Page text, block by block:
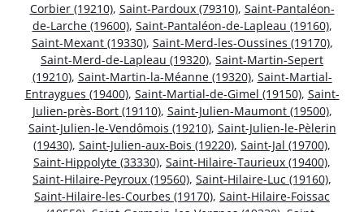
Corbier (19210), Saint-Pardoux (79310), Saint-Pantaléon-
de-Larche (19600), Saint-Pantaléon-de-Lapleau (19160),
Saint-Mexant (19330), Saint-Merd-les-Oussines (19170),
Saint-Merd-de-Lapleau (19320), Saint-Martin-Sepert
(19210), Saint-Martin-la-Méanne (19320), Saint-Martial-
Entraygues (19400), Saint-Martial-de-Gimel (19150), Saint-
Julien-près-Bort (19110), Saint-Julien-Maumont (19500),
Saint-Julien-le-Vendômois (19210), Saint-Julien-le-Pèlerin
(19430), Saint-Julien-aux-Bois (19220), Saint-Jal (19700),
Saint-Hippolyte (33330), Saint-Hilaire-Taurieux (19400),
Saint-Hilaire-Peyroux (19560), Saint-Hilaire-Luc (19160),
Saint-Hilaire-les-Courbes (19170), Saint-Hilaire-Foissac